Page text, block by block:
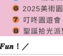
！／